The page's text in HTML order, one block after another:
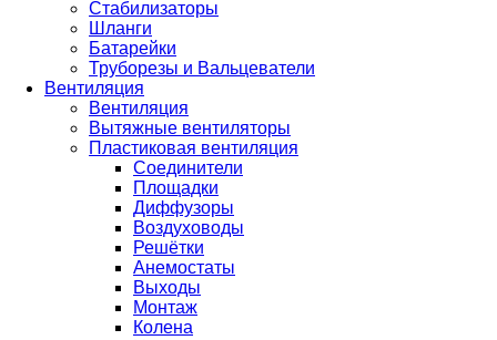
Стабилизаторы
Шланги
Батарейки
Труборезы и Вальцеватели
Вентиляция
Вентиляция
Вытяжные вентиляторы
Пластиковая вентиляция
Соединители
Площадки
Диффузоры
Воздуховоды
Решётки
Анемостаты
Выходы
Монтаж
Колена